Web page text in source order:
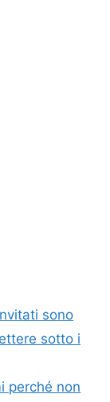
sono
sotto i
perché non